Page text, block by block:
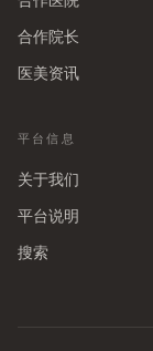
合作院长
医美资讯
平台信息
关于我们
平台说明
搜索